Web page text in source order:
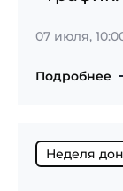
07 июля,
Подробнее
Неделя